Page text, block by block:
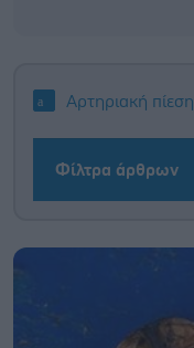
Αρτηριακή πίεση
Φίλτρα άρθρων